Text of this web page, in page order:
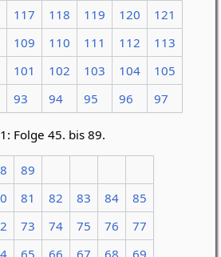
117 118 119 120
121
109 110 111 112
113
101 102 103 104
105
93 94 95 96 97
Folge 45. bis 89.
89
81 82 83 84
85
73 74 75 76
77
65 66 67 68
69